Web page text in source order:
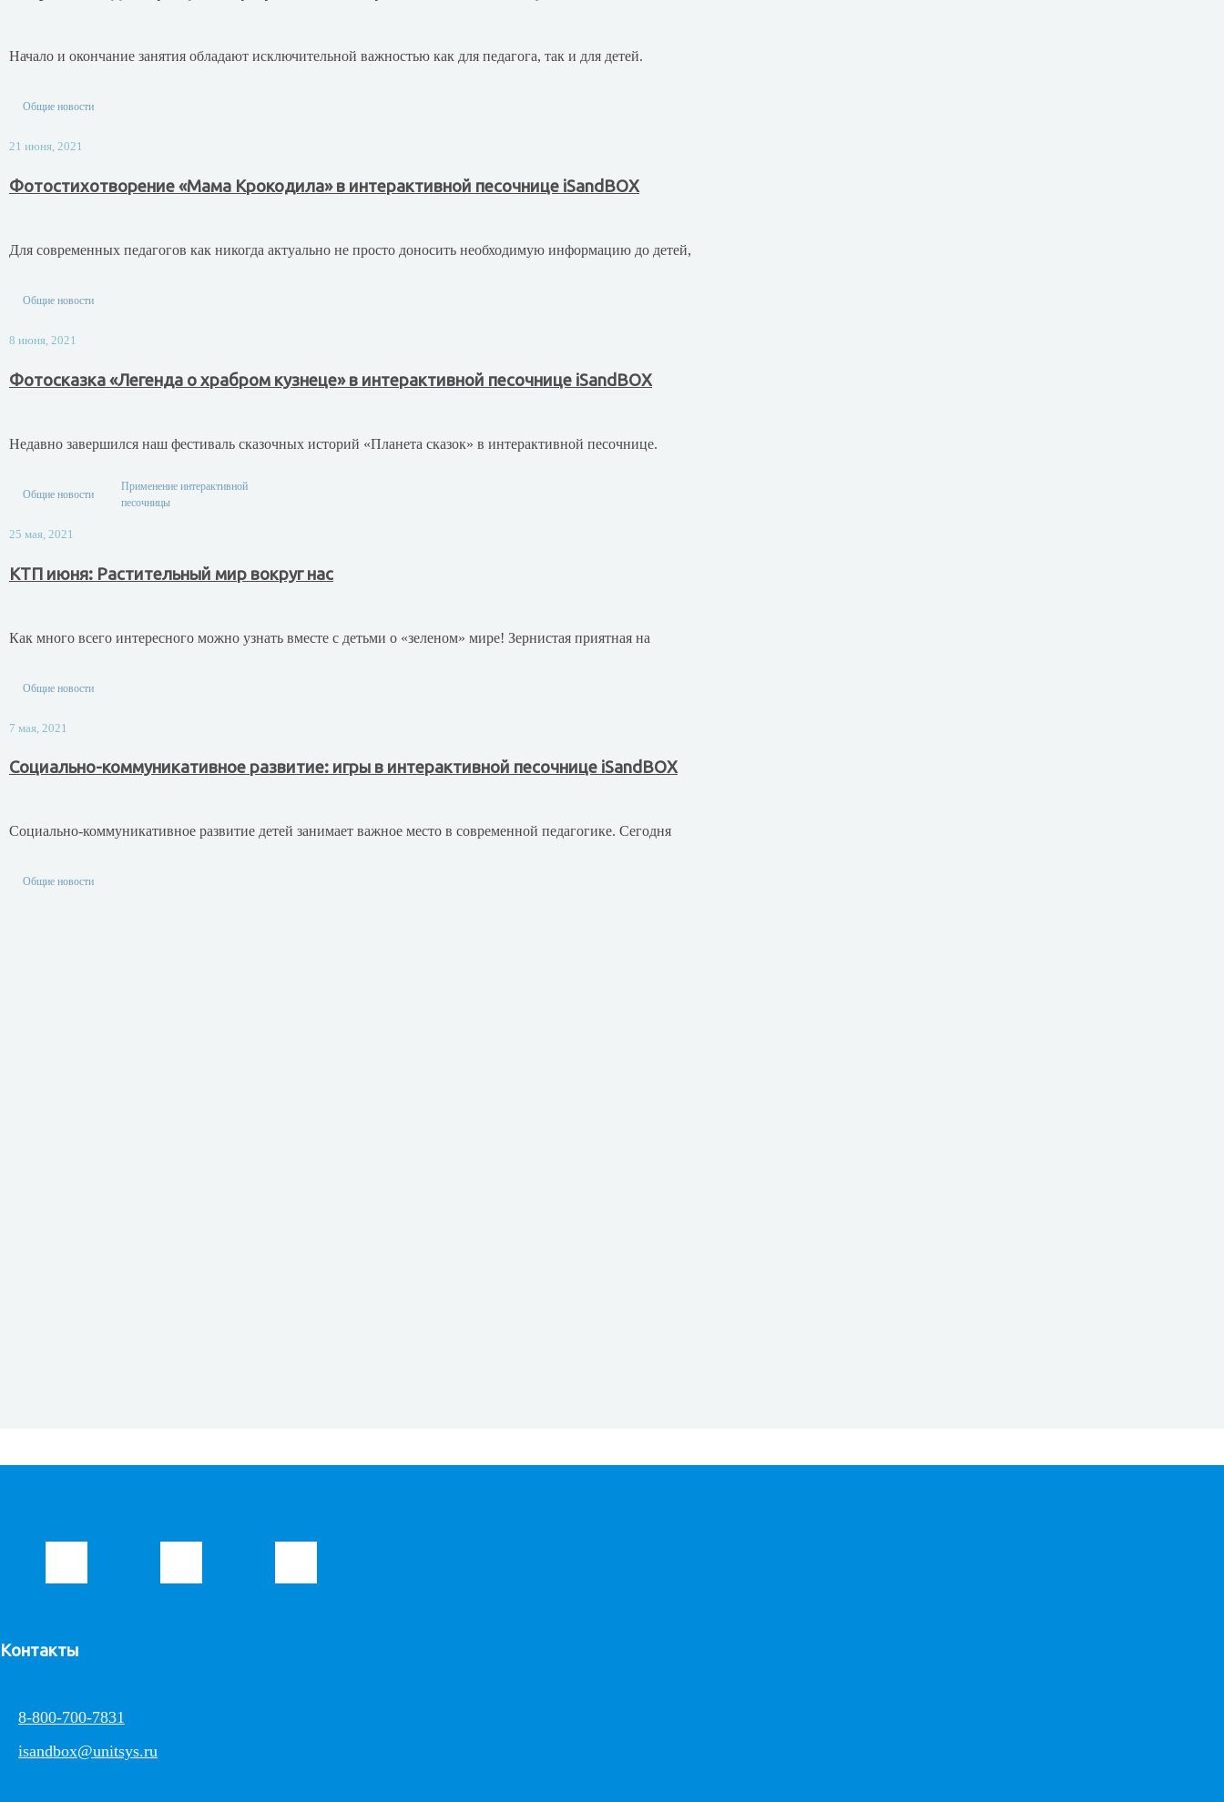
Начало и окончание занятия обладают исключительной важностью как для педагога, так и для детей.
Общие новости
21 июня, 2021
Фотостихотворение «Мама Крокодила» в интерактивной песочнице iSandBOX
Для современных педагогов как никогда актуально не просто доносить необходимую информацию до детей,
Общие новости
8 июня, 2021
Фотосказка «Легенда о храбром кузнеце» в интерактивной песочнице iSandBOX
Недавно завершился наш фестиваль сказочных историй «Планета сказок» в интерактивной песочнице.
Общие новости
Применение интерактивной
песочницы
25 мая, 2021
КТП июня: Растительный мир вокруг нас
Как много всего интересного можно узнать вместе с детьми о «зеленом» мире! Зернистая приятная на
Общие новости
7 мая, 2021
Социально-коммуникативное развитие: игры в интерактивной песочнице iSandBOX
Социально-коммуникативное развитие детей занимает важное место в современной педагогике. Сегодня
Общие новости
Контакты
8-800-700-7831
isandbox@unitsys.ru